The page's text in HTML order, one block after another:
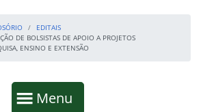
EDITAIS
DE BOLSISTAS DE APOIO A PROJETOS
ENSINO E EXTENSÃO
Mostrar
Menu